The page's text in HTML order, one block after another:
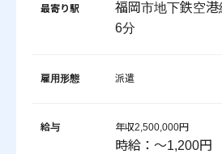
最寄り駅
福岡市地下鉄空
6分
雇用形態 派遣
給与 年収2,500,000円
時給：～1,200円